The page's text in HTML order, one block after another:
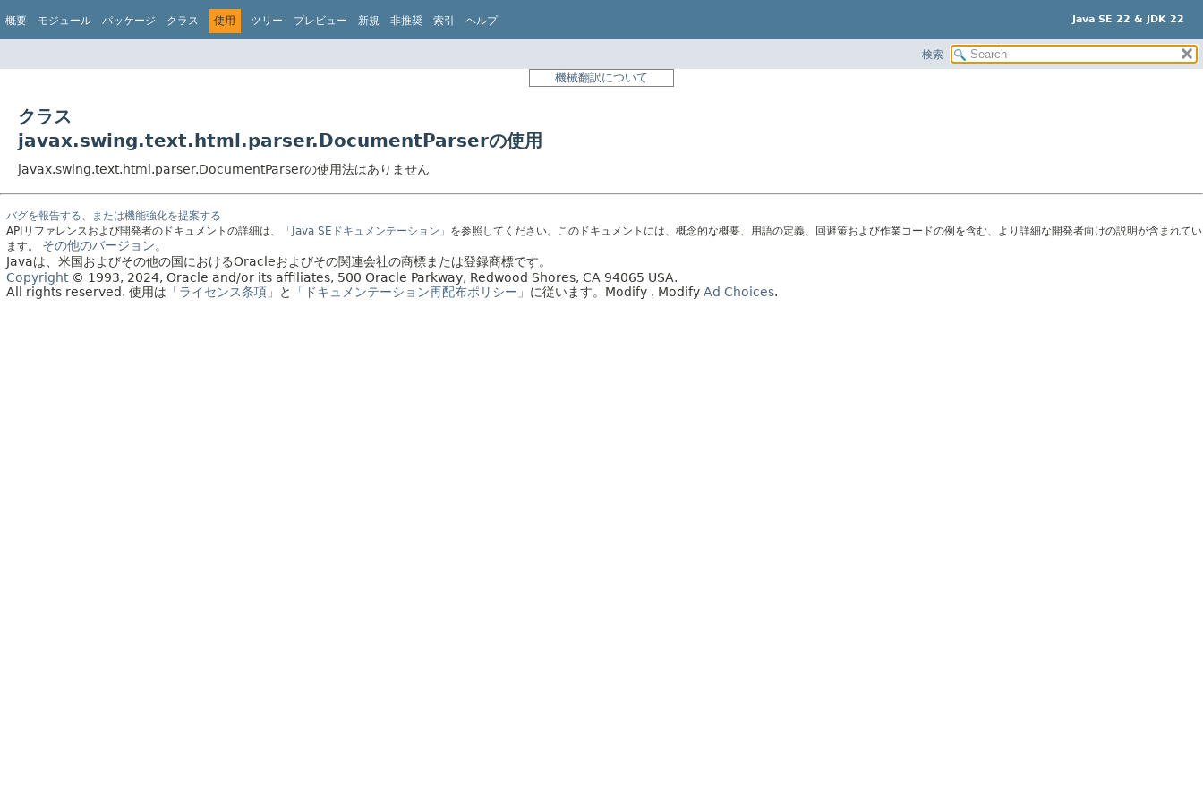
Java SE 22 & JDK 22
概要 モジュール パッケージ クラス 使用 ツリー プレビュー 新規 非推奨 索引 ヘルプ
検索
機械翻訳について
クラス
javax.swing.text.html.parser.DocumentParserの使用
javax.swing.text.html.parser.DocumentParserの使用法はありません
バグを報告する、または機能強化を提案する
APIリファレンスおよび開発者のドキュメントの詳細は、
「Java SEドキュメンテーション」 を参照してください。このドキュメントには、概念的な概要、用語の定義、回避策および作業コードの例を含む、より詳細な開発者向けの説明が含まれてい
ます。
その他のバージョン。
Javaは、米国およびその他の国におけるOracleおよびその関連会社の商標または登録商標です。
Copyright© 1993, 2024, Oracle and/or its affiliates, 500 Oracle Parkway, Redwood Shores, CA 94065 USA.
All rights reserved. 使用は 「ライセンス条項」 と 「ドキュメンテーション再配布ポリシー」 に従います。 Modify . Modify Ad Choices.